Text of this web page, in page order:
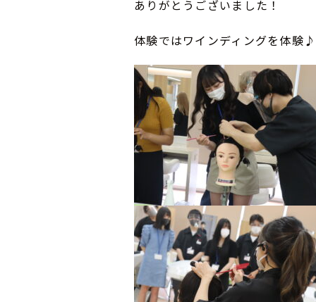
ありがとうございました！
体験ではワインディングを体験♪